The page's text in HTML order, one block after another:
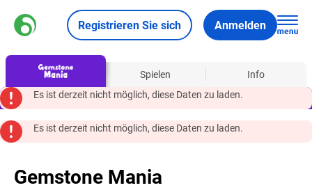
Registrieren Sie sich Anmelden
Über Spielen
Info
Es ist derzeit nicht möglich, diese Daten zu laden.
Es ist derzeit nicht möglich, diese Daten zu laden.
Gemstone Mania